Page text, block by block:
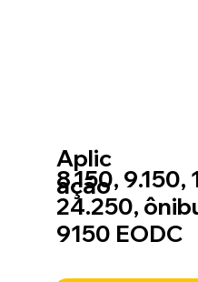
Aplic
ação
8.150, 9.150,
24.250,
9150 EODC